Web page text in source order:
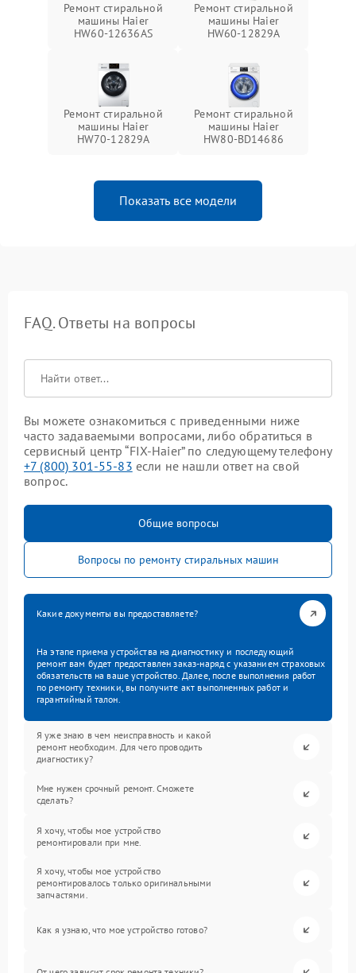
Ремонт стиральной
машины Haier
HW60-12636AS
Ремонт стиральной
машины Haier
HW60-12829A
Ремонт стиральной
машины Haier
HW70-12829A
Ремонт стиральной
машины Haier
HW80-BD14686
Показать все модели
FAQ. Ответы на вопросы
Вы можете ознакомиться с приведенными ниже
часто задаваемыми вопросами, либо обратиться в
сервисный центр “FIX-Haier” по следующему телефону
+7 (800) 301-55-83 если не нашли ответ на свой
вопрос.
Общие вопросы
Вопросы по ремонту стиральных машин
Какие документы вы предоставляете?
На этапе приема устройства на диагностику и последующий
ремонт вам будет предоставлен заказ-наряд с указанием страховых
обязательств на ваше устройство. Далее, после выполнения работ
по ремонту техники, вы получите акт выполненных работ и
гарантийный талон.
Я уже знаю в чем неисправность и какой
ремонт необходим. Для чего проводить
диагностику?
Мне нужен срочный ремонт. Сможете
сделать?
Я хочу, чтобы мое устройство
ремонтировали при мне.
Я хочу, чтобы мое устройство
ремонтировалось только оригинальными
запчастями.
Как я узнаю, что мое устройство готово?